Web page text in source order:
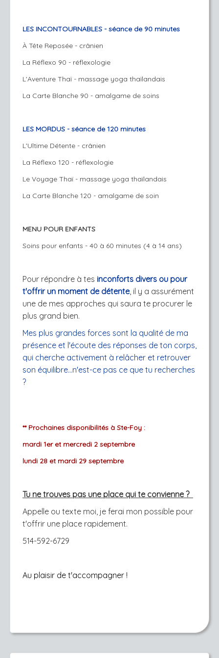
LES INCONTOURNABLES - séance de 90 minutes
À Tête Reposée - crânien
La Réflexo 90 - réflexologie
L'Aventure Thaï - massage yoga thaïlandais
La Carte Blanche 90 - amalgame de soins
LES MORDUS - séance de 120 minutes
L'Ultime Détente - crânien
La Réflexo 120 - réflexologie
Le Voyage Thaï - massage yoga thaïlandais
La Carte Blanche 120 - amalgame de soin
MENU POUR ENFANTS
Soins pour enfants - 40 à 60 minutes (4 à 14 ans)
Pour répondre à tes inconforts divers ou pour
t'offrir un moment de détente, il y a assurément
une de mes approches qui saura te procurer le
plus grand bien.
Mes plus grandes forces sont la qualité de ma
présence et l'écoute des réponses de ton corps,
qui cherche activement à relâcher et retrouver
son équilibre...n'est-ce pas ce que tu recherches
?
** Prochaines disponibilités à Ste-Foy :
mardi 1er et mercredi 2 septembre
lundi 28 et mardi 29 septembre
Tu ne trouves pas une place qui te convienne ?
Appelle ou texte moi, je ferai mon possible pour
t'offrir une place rapidement.
514-592-6729
Au plaisir de t'accompagner !